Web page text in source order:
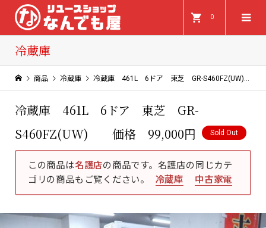
0
冷蔵庫
商品 冷蔵庫 冷蔵庫 461L 6ドア 東芝 GR-S460FZ(UW) 価格 99,000円
冷蔵庫 461L 6ドア 東芝 GR-
S460FZ(UW) 価格 99,000円
Sold Out
この商品は名護店の商品です。名護店の同じカテ
ゴリの商品もご覧ください。
冷蔵庫 中古家電